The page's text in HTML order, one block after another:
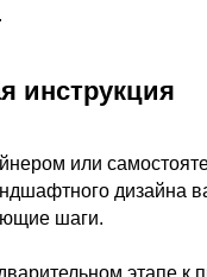
инструкция
или
дизайна
шаги.